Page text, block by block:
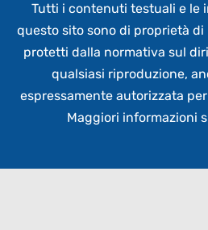
Tutti i contenuti testuali e le
questo sito sono di proprietà
protetti dalla normativa sul
qualsiasi riproduzione,
espressamente autorizzata
Maggiori informazioni